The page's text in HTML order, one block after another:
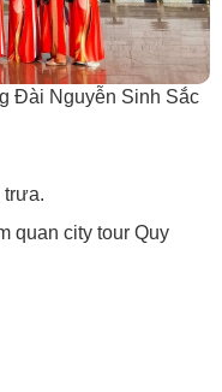
Đài Nguyễn Sinh Sắc
trưa.
quan city tour Quy